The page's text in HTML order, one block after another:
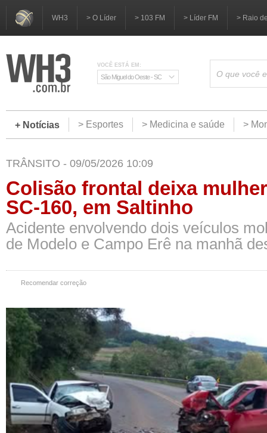
WH3 > O Líder > 103 FM > Líder FM > Raio
VOCÊ ESTÁ EM:
São Miguel do Oeste - SC
+ Notícias > Esportes > Medicina e saúde >
TRÂNSITO - 09/05/2026 10:09
Colisão frontal deixa
SC-160, em Saltinho
Acidente envolvendo dois veículos
de Modelo e Campo Erê na manhã
Recomendar correção